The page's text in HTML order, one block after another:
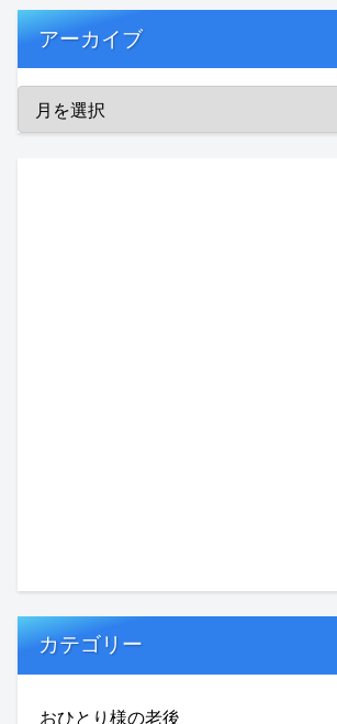
アーカイブ
カテゴリー
おひとり様の老後